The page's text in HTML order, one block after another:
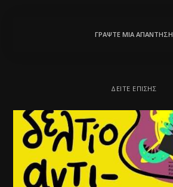
ΓΡΆΨΤΕ ΜΙΑ ΑΠΆΝΤΗΣΗ
ΔΕΊΤΕ ΕΠΊΣΗΣ